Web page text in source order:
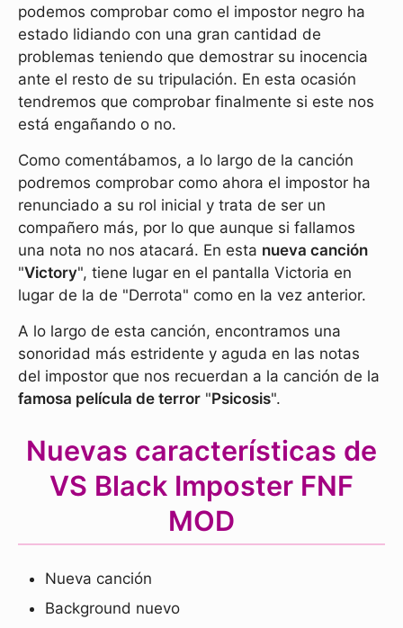
podemos comprobar como el impostor negro ha
estado lidiando con una gran cantidad de
problemas teniendo que demostrar su inocencia
ante el resto de su tripulación. En esta ocasión
tendremos que comprobar finalmente si este nos
está engañando o no.
Como comentábamos, a lo largo de la canción
podremos comprobar como ahora el impostor ha
renunciado a su rol inicial y trata de ser un
compañero más, por lo que aunque si fallamos
una nota no nos atacará. En esta nueva canción
"Victory", tiene lugar en el pantalla Victoria en
lugar de la de "Derrota" como en la vez anterior.
A lo largo de esta canción, encontramos una
sonoridad más estridente y aguda en las notas
del impostor que nos recuerdan a la canción de la
famosa película de terror "Psicosis".
Nuevas características de
VS Black Imposter FNF
MOD
Nueva canción
Background nuevo